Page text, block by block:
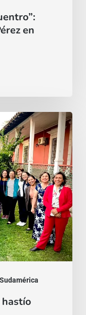
en
Sudamérica